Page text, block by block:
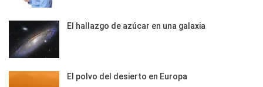
El hallazgo de azúcar en una galaxia
El polvo del desierto en Europa